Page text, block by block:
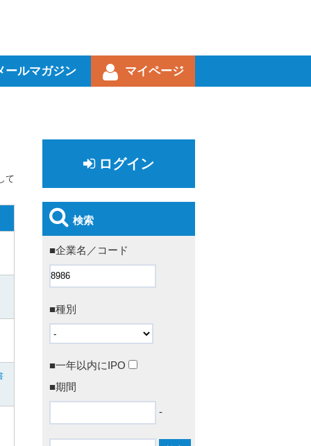
ールマガジン マイページ
て
ログイン
検索
■企業名／コード
■種別
■一年以内にIPO
■期間
-